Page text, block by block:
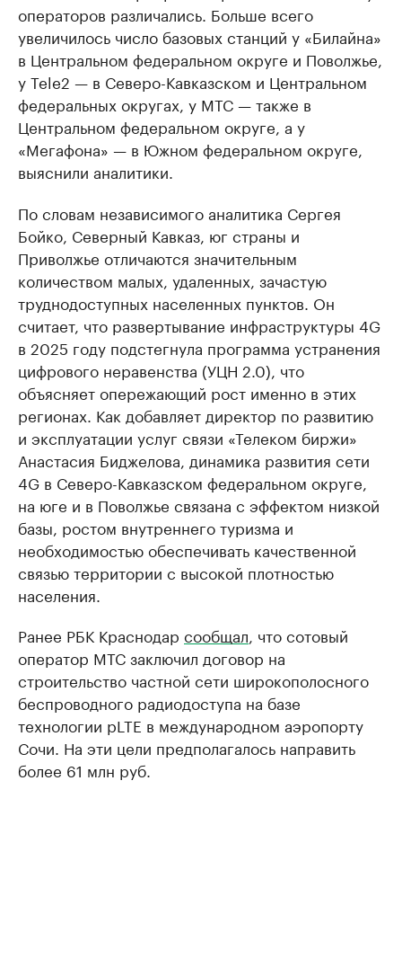
операторов различались. Больше всего
увеличилось число базовых станций у «Билайна»
в Центральном федеральном округе и Поволжье,
у Tele2 — в Северо-Кавказском и Центральном
федеральных округах, у МТС — также в
Центральном федеральном округе, а у
«Мегафона» — в Южном федеральном округе,
выяснили аналитики.
По словам независимого аналитика Сергея
Бойко, Северный Кавказ, юг страны и
Приволжье отличаются значительным
количеством малых, удаленных, зачастую
труднодоступных населенных пунктов. Он
считает, что развертывание инфраструктуры 4G
в 2025 году подстегнула программа устранения
цифрового неравенства (УЦН 2.0), что
объясняет опережающий рост именно в этих
регионах. Как добавляет директор по развитию
и эксплуатации услуг связи «Телеком биржи»
Анастасия Биджелова, динамика развития сети
4G в Северо-Кавказском федеральном округе,
на юге и в Поволжье связана с эффектом низкой
базы, ростом внутреннего туризма и
необходимостью обеспечивать качественной
связью территории с высокой плотностью
населения.
Ранее РБК Краснодар сообщал , что сотовый
оператор МТС заключил договор на
строительство частной сети широкополосного
беспроводного радиодоступа на базе
технологии pLTE в международном аэропорту
Сочи. На эти цели предполагалось направить
более 61 млн руб.